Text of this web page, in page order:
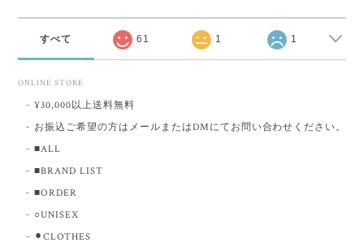
すべて 61 1 1
ONLINE STORE
¥30,000以上送料無料
お振込ご希望の方はメールまたはDMにてお問い合わせください。
■ALL
■BRAND LIST
■ORDER
○UNISEX
⚫︎CLOTHES